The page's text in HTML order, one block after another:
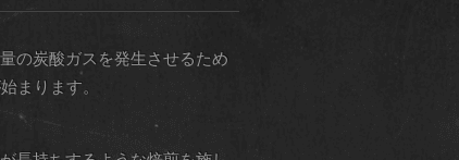
の炭酸ガスを発生させるため
まります。